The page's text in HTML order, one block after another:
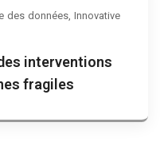
des données Innovative
interventions
fragiles